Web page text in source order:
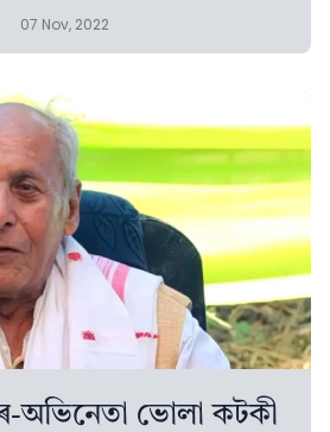
07 Nov, 2022
অভিনেতা ভোলা কটকী